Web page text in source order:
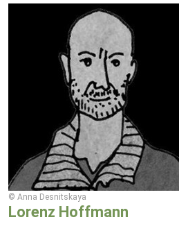
© Anna Desnitskaya
Lorenz Hoffmann